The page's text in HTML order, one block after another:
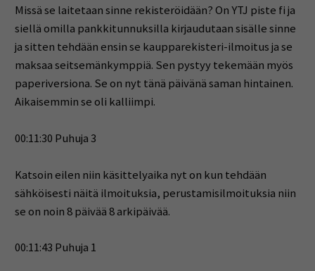
Missä se laitetaan sinne rekisteröidään? On YTJ piste fi ja
siellä omilla pankkitunnuksilla kirjaudutaan sisälle sinne
ja sitten tehdään ensin se kaupparekisteri-ilmoitus ja se
maksaa seitsemänkymppiä. Sen pystyy tekemään myös
paperiversiona. Se on nyt tänä päivänä saman hintainen.
Aikaisemmin se oli kalliimpi.
00:11:30 Puhuja 3
Katsoin eilen niin käsittelyaika nyt on kun tehdään
sähköisesti näitä ilmoituksia, perustamisilmoituksia niin
se on noin 8 päivää 8 arkipäivää.
00:11:43 Puhuja 1